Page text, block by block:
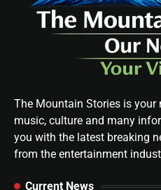
The Mountain Stories is your
music, culture and many
you with the latest breaking
from the entertainment
Current News